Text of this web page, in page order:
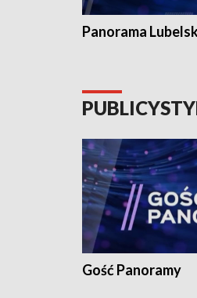
Panorama
Gość Panoramy